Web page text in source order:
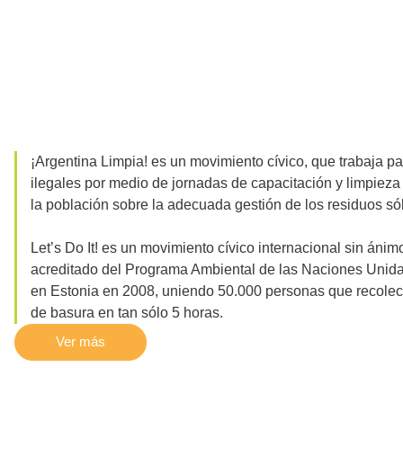
¡Argentina Limpia! es un movimiento cívico, que trabaja
ilegales por medio de jornadas de capacitación y
la población sobre la adecuada gestión de los residuos
Let’s Do It! es un movimiento cívico internacional sin
acreditado del Programa Ambiental de las Naciones
en Estonia en 2008, uniendo 50.000 personas que
de basura en tan sólo 5 horas.
Ver más